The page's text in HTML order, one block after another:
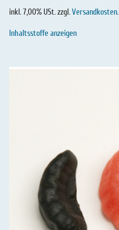
inkl. 7,00% USt. zzgl.Versandkosten.
Inhaltsstoffe anzeigen